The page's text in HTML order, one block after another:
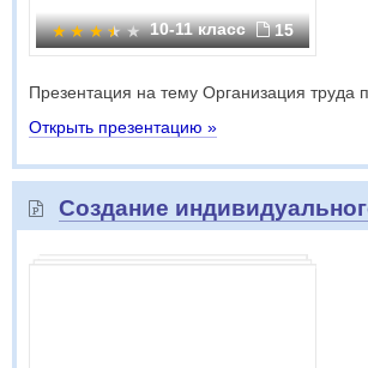
10-11 класс 15
Презентация на тему Организация труда
Открыть презентацию »
Создание